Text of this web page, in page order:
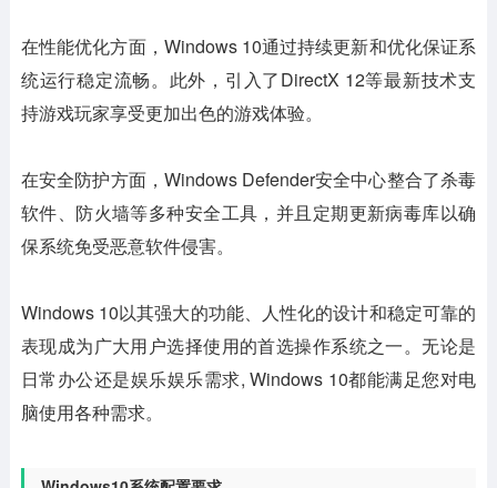
在性能优化方面，Windows 10通过持续更新和优化保证系
统运行稳定流畅。此外，引入了DirectX 12等最新技术支
持游戏玩家享受更加出色的游戏体验。
在安全防护方面，Windows Defender安全中心整合了杀毒
软件、防火墙等多种安全工具，并且定期更新病毒库以确
保系统免受恶意软件侵害。
Windows 10以其强大的功能、人性化的设计和稳定可靠的
表现成为广大用户选择使用的首选操作系统之一。无论是
日常办公还是娱乐娱乐需求, Windows 10都能满足您对电
脑使用各种需求。